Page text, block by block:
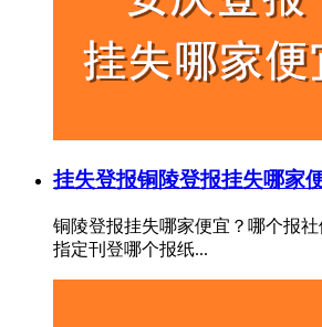
挂失登报铜陵登报挂失哪家
铜陵登报挂失哪家便宜？哪个报
指定刊登哪个报纸...